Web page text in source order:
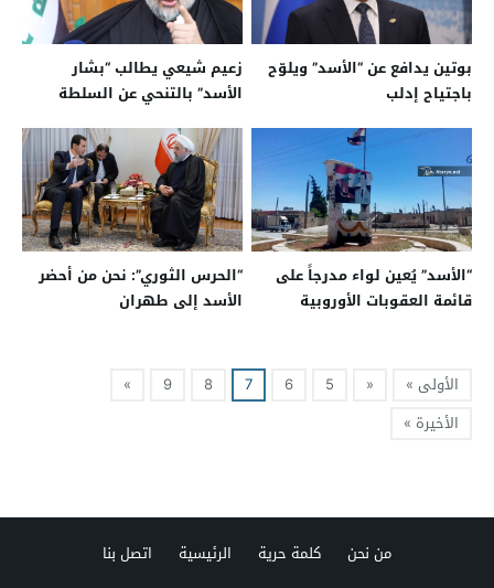
بوتين يدافع عن “الأسد” ويلوّح
باجتياح إدلب
زعيم شيعي يطالب “بشار
الأسد” بالتنحي عن السلطة
“الأسد” يُعين لواء مدرجاً على
قائمة العقوبات الأوروبية
“الحرس الثوري”: نحن من أحضر
الأسد إلى طهران
الأولى » «
5
6
7
8
9
»
الأخيرة »
من نحن كلمة حرية الرئيسية اتصل بنا